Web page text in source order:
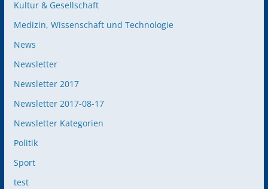
Kultur & Gesellschaft
Medizin, Wissenschaft und Technologie
News
Newsletter
Newsletter 2017
Newsletter 2017-08-17
Newsletter Kategorien
Politik
Sport
test